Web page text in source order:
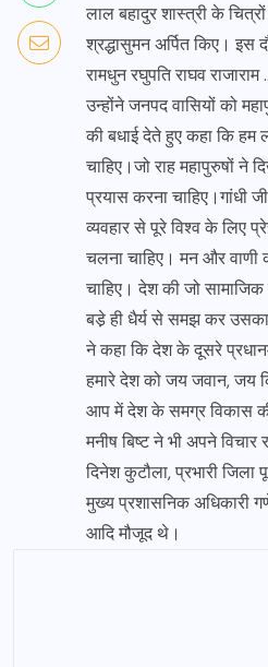
लाल बहादुर शास्त्री के
श्रद्धासुमन अर्पित किए। इस
रामधुन रघुपति राघव राजाराम
उन्होंने जनपद वासियों को
की बधाई देते हुए कहा कि हम
चाहिए।जो राह महापुरुषों ने
प्रयास करना चाहिए।गांधी
व्यवहार से पूरे विश्व के लिए
चलना चाहिए। मन और वाणी
चाहिए। देश की जो सामाजिक
बडे़ ही धैर्य से समझ कर उसका
ने कहा कि देश के दूसरे
हमारे देश को जय जवान, जय
आप में देश के समग्र विकास
मनीष बिष्ट ने भी अपने
दिनेश कुटौला, प्रभारी जिला
मुख्य प्रशासनिक अधिकारी
आदि मौजूद थे।